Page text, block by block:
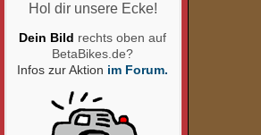
Hol dir unsere Ecke!
Dein Bild rechts oben auf
BetaBikes.de?
Infos zur Aktion im Forum.